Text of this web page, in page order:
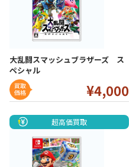
大乱闘スマッシュブラザーズ ス
ペシャル
¥4,000
超高価買取